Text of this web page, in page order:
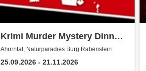
Krimi Murder Mystery Dinner
- Kripo TV
Ahorntal, Naturparadies Burg Rabenstein
25.09.2026 - 21.11.2026